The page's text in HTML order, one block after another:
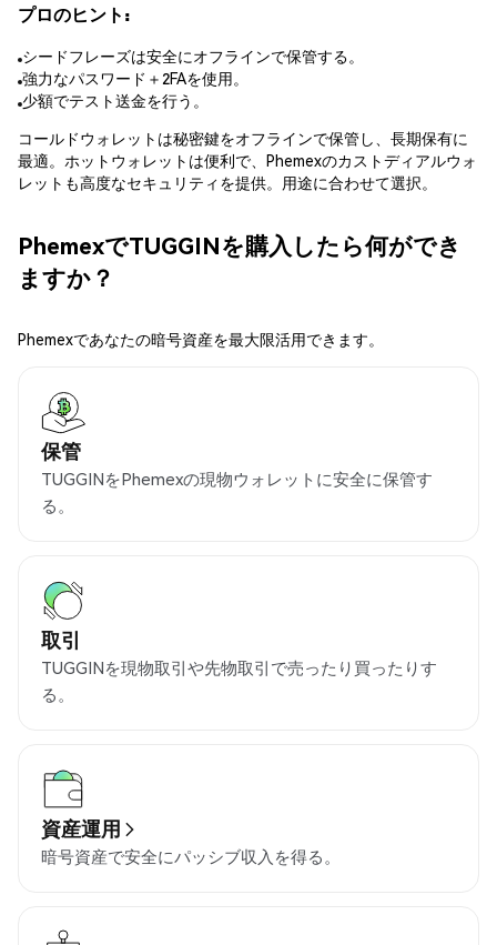
プロのヒント:
シードフレーズは安全にオフラインで保管する。
強力なパスワード＋2FAを使用。
少額でテスト送金を行う。
コールドウォレットは秘密鍵をオフラインで保管し、長期保有に
最適。ホットウォレットは便利で、Phemexのカストディアルウォ
レットも高度なセキュリティを提供。用途に合わせて選択。
PhemexでTUGGINを購入したら何ができ
ますか？
Phemexであなたの暗号資産を最大限活用できます。
保管
TUGGINをPhemexの現物ウォレットに安全に保管す
る。
取引
TUGGINを現物取引や先物取引で売ったり買ったりす
る。
資産運用
暗号資産で安全にパッシブ収入を得る。